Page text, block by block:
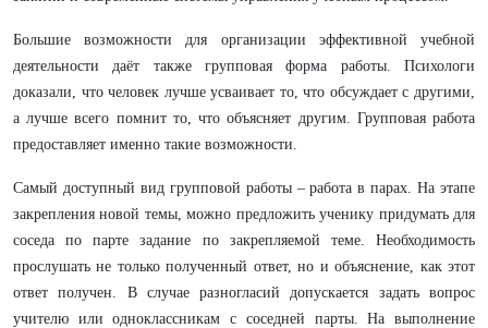
Большие возможности для организации эффективной учебной
деятельности даёт также групповая форма работы. Психологи
доказали, что человек лучше усваивает то, что обсуждает с другими,
а лучше всего помнит то, что объясняет другим. Групповая работа
предоставляет именно такие возможности.
Самый доступный вид групповой работы – работа в парах. На этапе
закрепления новой темы, можно предложить ученику придумать для
соседа по парте задание по закрепляемой теме. Необходимость
прослушать не только полученный ответ, но и объяснение, как этот
ответ получен. В случае разногласий допускается задать вопрос
учителю или одноклассникам с соседней парты. На выполнение